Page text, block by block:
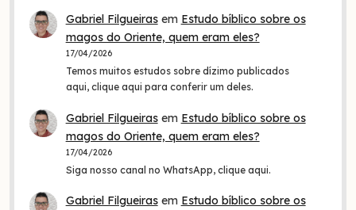
Gabriel Filgueirasem Estudo bíblico sobre os
magos do Oriente, quem eram eles?
17/04/2026
Temos muitos estudos sobre dízimo publicados
aqui, clique aqui para conferir um deles.
Gabriel Filgueirasem Estudo bíblico sobre os
magos do Oriente, quem eram eles?
17/04/2026
Siga nosso canal no WhatsApp, clique aqui.
Gabriel Filgueirasem Estudo bíblico sobre os